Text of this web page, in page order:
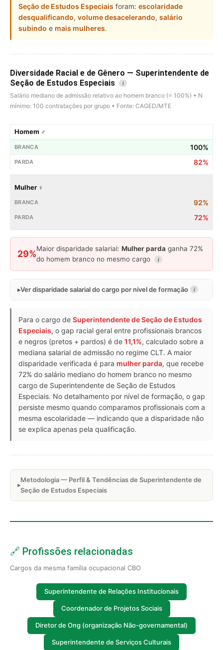
Seção de Estudos Especiais foram: escolaridade
desqualificando, volume desacelerando, salário
subindo e mais mulheres.
Diversidade Racial e de Gênero — Superintendente de
Seção de Estudos Especiais
i
Salário mediano de admissão relativo ao homem branco (= 100%) • N
mínimo: 100 contratações por grupo • Fonte: CAGED/MTE
Homem ♂
100%
82%
Mulher ♀
92%
72%
29%
Maior disparidade salarial: Mulher parda ganha 72%
do homem branco no mesmo cargo
i
Ver disparidade salarial do cargo por nível de formação i
Para o cargo de Superintendente de Seção de Estudos
Especiais, o gap racial geral entre profissionais brancos
e negros (pretos + pardos) é de 11,1%, calculado sobre a
mediana salarial de admissão no regime CLT. A maior
disparidade verificada é para mulher parda, que recebe
72% do salário mediano do homem branco no mesmo
cargo de Superintendente de Seção de Estudos
Especiais. No detalhamento por nível de formação, o gap
persiste mesmo quando comparamos profissionais com a
mesma escolaridade — indicando que a disparidade não
se explica apenas pela qualificação.
Metodologia — Perfil & Tendências de Superintendente de
Seção de Estudos Especiais
🔗 Profissões relacionadas
Cargos da mesma família ocupacional CBO
Superintendente de Relações Institucionais
Coordenador de Projetos Sociais
Diretor de Ong (organização Não-governamental)
Superintendente de Serviços Culturais